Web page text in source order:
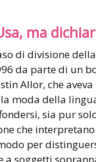
ma
di divisione
da parte di un
Allor, che
moda della
sia pur
che
per